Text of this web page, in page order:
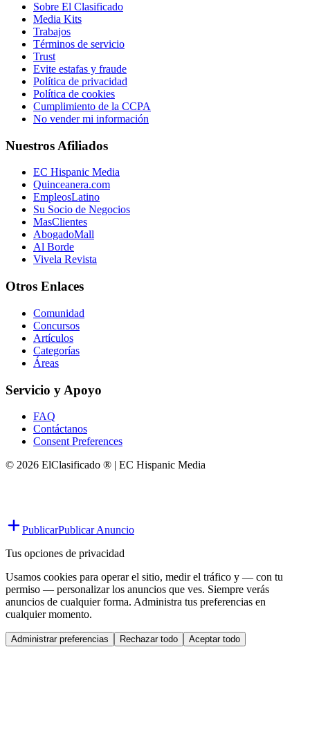
Sobre El Clasificado
Media Kits
Trabajos
Términos de servicio
Trust
Evite estafas y fraude
Política de privacidad
Política de cookies
Cumplimiento de la CCPA
No vender mi información
Nuestros Afiliados
EC Hispanic Media
Quinceanera.com
EmpleosLatino
Su Socio de Negocios
MasClientes
AbogadoMall
Al Borde
Vivela Revista
Otros Enlaces
Comunidad
Concursos
Artículos
Categorías
Áreas
Servicio y Apoyo
FAQ
Contáctanos
Consent Preferences
© 2026 ElClasificado ® | EC Hispanic Media
PublicarPublicar Anuncio
Tus opciones de privacidad
Usamos cookies para operar el sitio, medir el tráfico y — con tu
permiso — personalizar los anuncios que ves. Siempre verás
anuncios de cualquier forma. Administra tus preferencias en
cualquier momento.
Administrar preferencias Rechazar todo Aceptar todo